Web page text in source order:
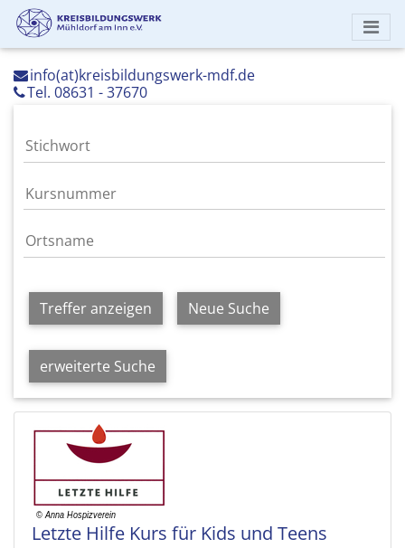
info(at)kreisbildungswerk-mdf.de
Tel. 08631 - 37670
Treffer anzeigen Neue Suche
erweiterte Suche
Letzte Hilfe Kurs für Kids und Teens